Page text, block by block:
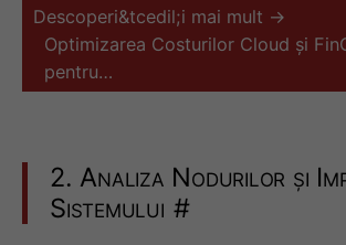
Descoperi&tcedil;i mai mult →
Optimizarea Costurilor Cloud și
pentru…
2. Analiza Nodurilor și
Sistemului #